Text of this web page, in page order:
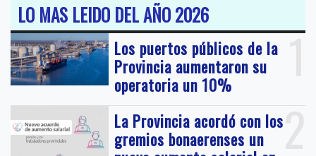
LO MAS LEIDO DEL AÑO 2026
1
Los puertos públicos de la
Provincia aumentaron su
operatoria un 10%
2
La Provincia acordó con los
gremios bonaerenses un